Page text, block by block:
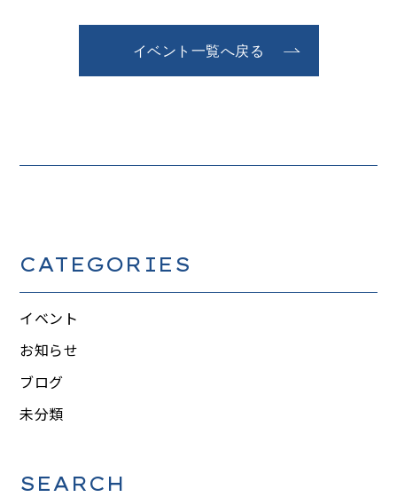
イベント一覧へ戻る
CATEGORIES
イベント
お知らせ
ブログ
未分類
SEARCH